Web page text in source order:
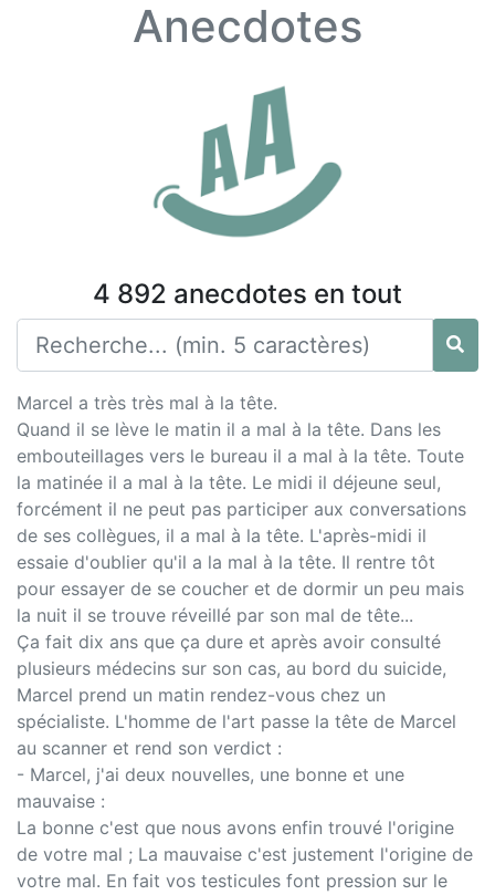
Anecdotes
4 892 anecdotes en tout
Marcel a très très mal à la tête.
Quand il se lève le matin il a mal à la tête. Dans les
embouteillages vers le bureau il a mal à la tête. Toute
la matinée il a mal à la tête. Le midi il déjeune seul,
forcément il ne peut pas participer aux conversations
de ses collègues, il a mal à la tête. L'après-midi il
essaie d'oublier qu'il a la mal à la tête. Il rentre tôt
pour essayer de se coucher et de dormir un peu mais
la nuit il se trouve réveillé par son mal de tête...
Ça fait dix ans que ça dure et après avoir consulté
plusieurs médecins sur son cas, au bord du suicide,
Marcel prend un matin rendez-vous chez un
spécialiste. L'homme de l'art passe la tête de Marcel
au scanner et rend son verdict :
- Marcel, j'ai deux nouvelles, une bonne et une
mauvaise :
La bonne c'est que nous avons enfin trouvé l'origine
de votre mal ; La mauvaise c'est justement l'origine de
votre mal. En fait vos testicules font pression sur le